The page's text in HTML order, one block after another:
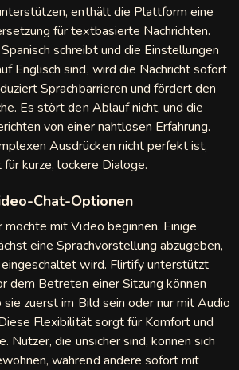
enthält die Plattform eine
für textbasierte Nachrichten.
schreibt und die Einstellungen
Englisch sind, wird die Nachricht sofort
Sprachbarrieren und fördert den
Es stört den Ablauf nicht, und die
von einer nahtlosen Erfahrung.
Ausdrücken nicht perfekt ist,
kurze, lockere Dialoge.
Chat-Optionen
mit Video beginnen. Einige
eine Sprachvorstellung abzugeben,
wird. Flirtify unterstützt
dem Betreten einer Sitzung können
zuerst im Bild sein oder nur mit Audio
Flexibilität sorgt für Komfort und
Nutzer, die unsicher sind, können sich
während andere sofort mit